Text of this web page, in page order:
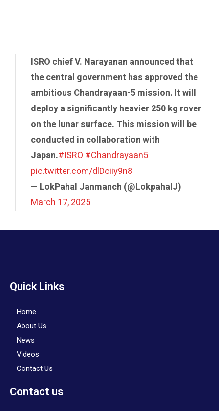
ISRO chief V. Narayanan announced that
the central government has approved the
ambitious Chandrayaan-5 mission. It will
deploy a significantly heavier 250 kg rover
on the lunar surface. This mission will be
conducted in collaboration with
Japan.#ISRO #Chandrayaan5
pic.twitter.com/dlDoiiy9n8
— LokPahal Janmanch (@LokpahalJ)
March 17, 2025
Quick Links
Home
About Us
News
Videos
Contact Us
Contact us